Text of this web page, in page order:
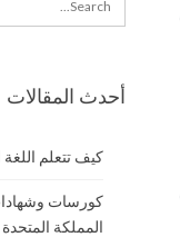
أحدث المقالات
كيف تتعلم اللغة
كورسات
المملكة المتحدة